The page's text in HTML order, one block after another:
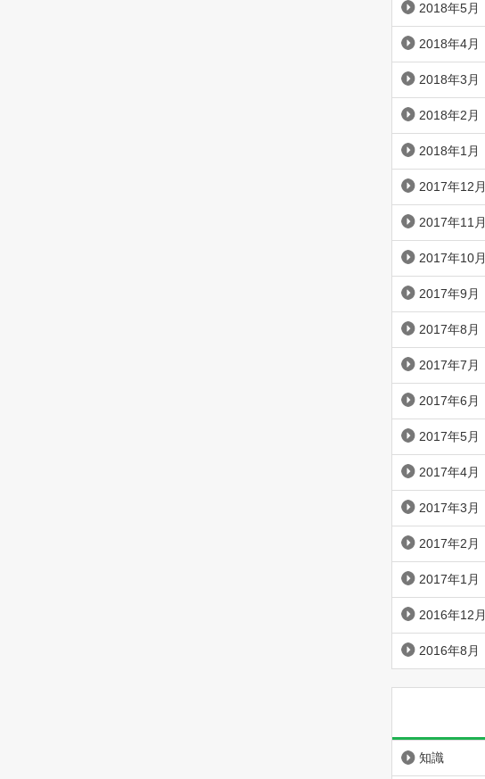
2018年5月
2018年4月
2018年3月
2018年2月
2018年1月
2017年12月
2017年11月
2017年10月
2017年9月
2017年8月
2017年7月
2017年6月
2017年5月
2017年4月
2017年3月
2017年2月
2017年1月
2016年12月
2016年8月
知識